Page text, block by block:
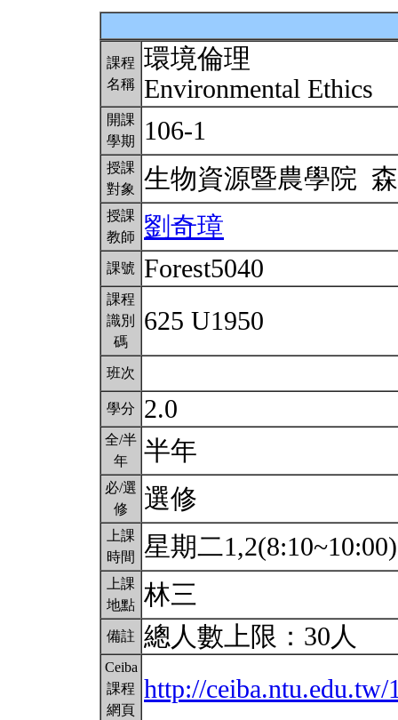
課程
名稱
環境倫理
Environmental Ethics
開課
學期
106-1
授課
對象
生物資源暨農學院
授課
教師
劉奇璋
課號 Forest5040
課程
識別
碼
625 U1950
班次
學分 2.0
全/半
年
半年
必/選
修
選修
上課
時間
星期二
上課
地點 林三
備註 總人數上限：30人
Ceiba
課程
網頁
http://ceiba.ntu.edu.tw/